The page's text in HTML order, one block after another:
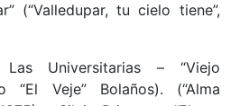
(“Valledupar, tu cielo tiene”,
Universitarias – “Viejo
“El Veje” Bolaños). (“Alma